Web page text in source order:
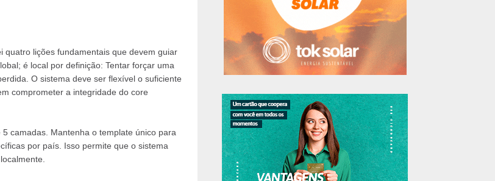
quatro lições fundamentais que devem guiar
é local por definição: Tentar forçar uma
O sistema deve ser flexível o suficiente
comprometer a integridade do core
camadas. Mantenha o template único para
por país. Isso permite que o sistema